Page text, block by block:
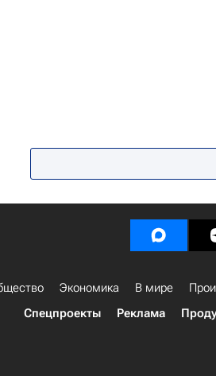
Экономика В мире
Спецпроекты
Реклама